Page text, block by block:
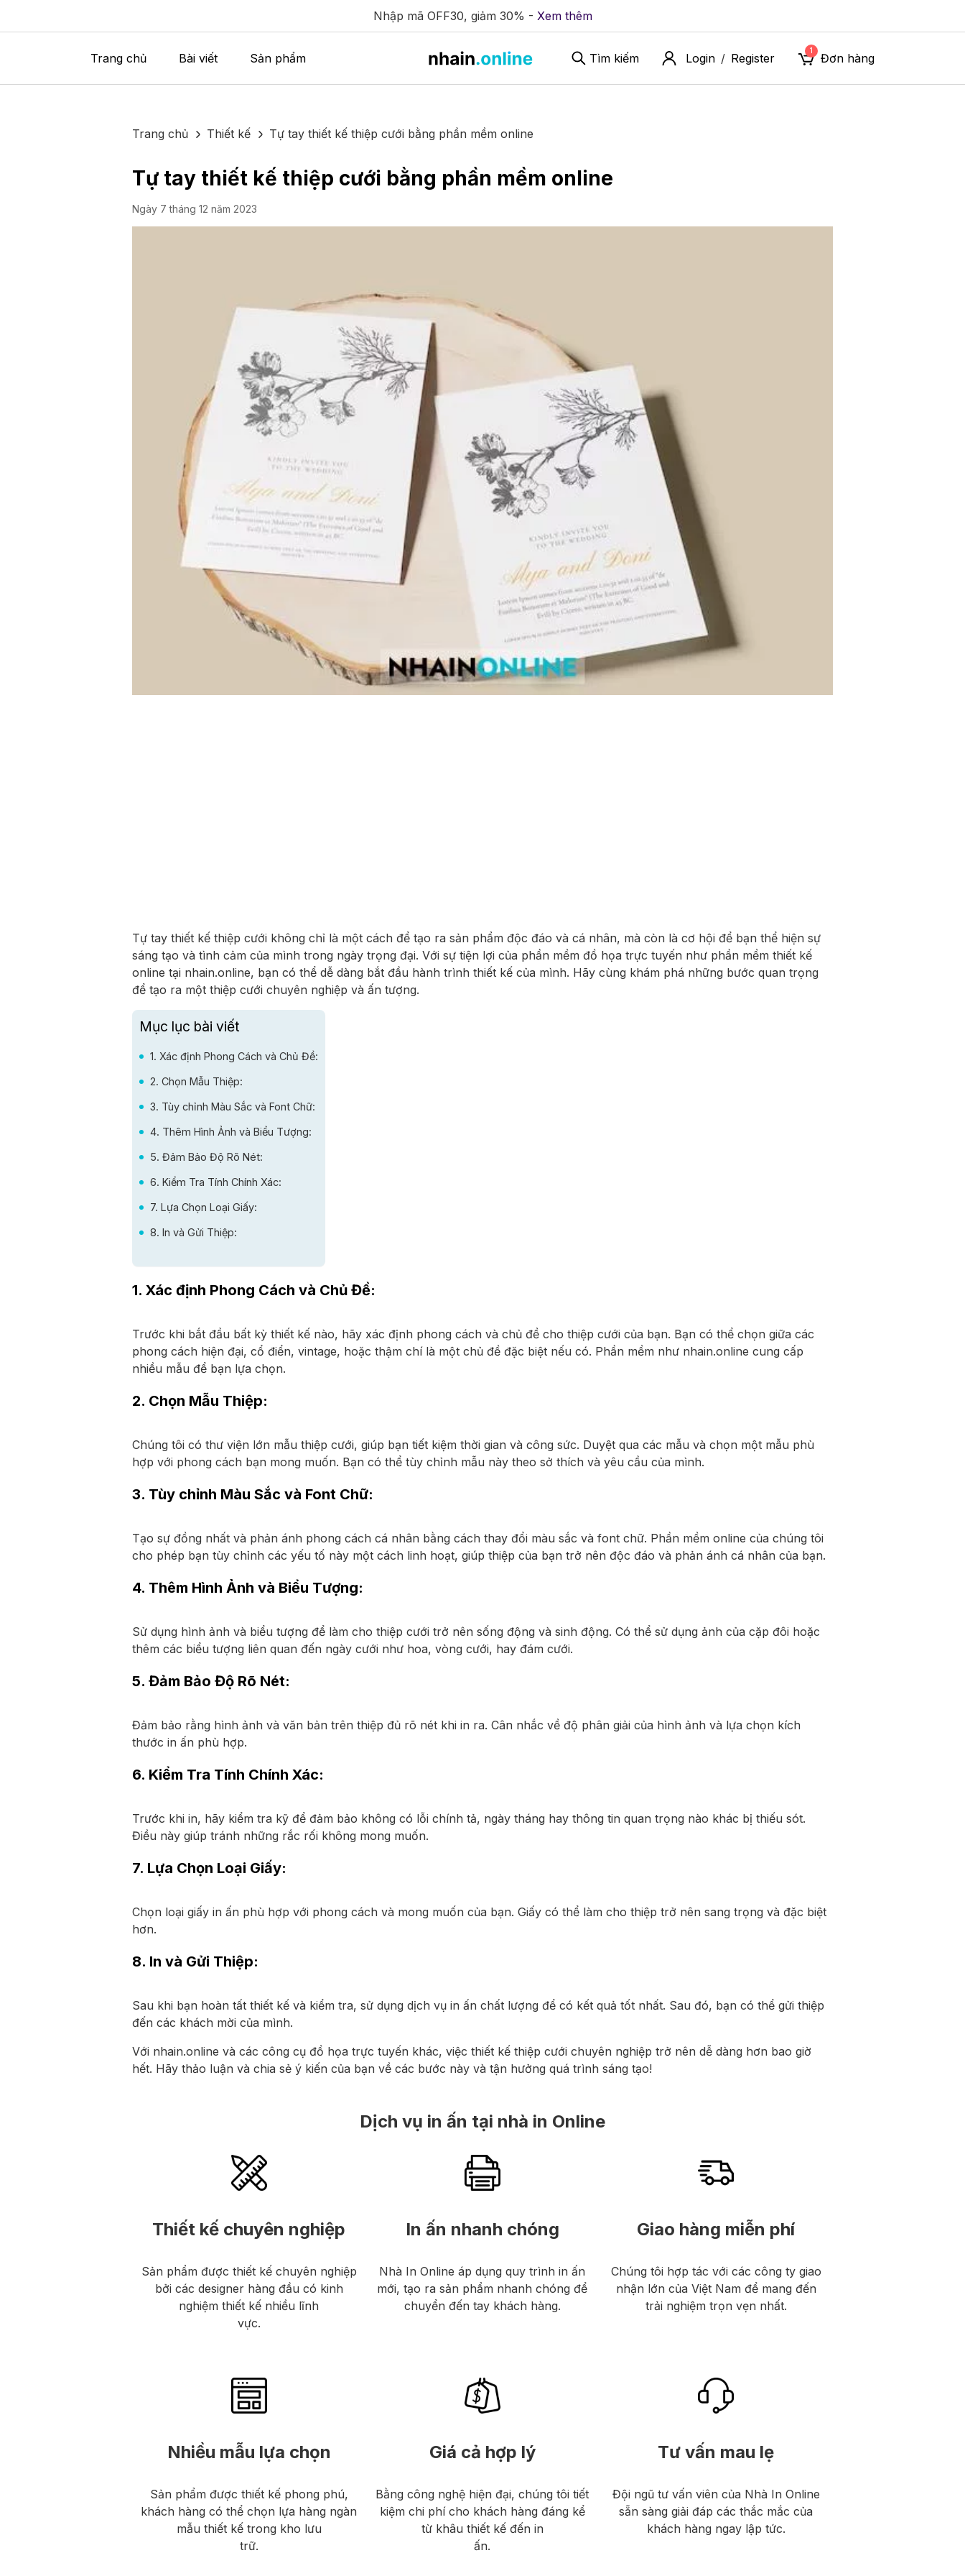
Nhập mã OFF30, giảm 30% - Xem thêm
Trang chủ Bài viết Sản phẩm Tìm kiếm Login / Register
1
Đơn hàng
Trang chủ Thiết kế Tự tay thiết kế thiệp cưới bằng phần mềm online
Tự tay thiết kế thiệp cưới bằng phần mềm online
Ngày 7 tháng 12 năm 2023
Tự tay thiết kế thiệp cưới không chỉ là một cách để tạo ra sản phẩm độc đáo và cá nhân, mà còn là cơ hội để bạn thể hiện sự
sáng tạo và tình cảm của mình trong ngày trọng đại. Với sự tiện lợi của phần mềm đồ họa trực tuyến như phần mềm thiết kế
online tại nhain.online, bạn có thể dễ dàng bắt đầu hành trình thiết kế của mình. Hãy cùng khám phá những bước quan trọng
để tạo ra một thiệp cưới chuyên nghiệp và ấn tượng.
Mục lục bài viết
1. Xác định Phong Cách và Chủ Đề:
2. Chọn Mẫu Thiệp:
3. Tùy chỉnh Màu Sắc và Font Chữ:
4. Thêm Hình Ảnh và Biểu Tượng:
5. Đảm Bảo Độ Rõ Nét:
6. Kiểm Tra Tính Chính Xác:
7. Lựa Chọn Loại Giấy:
8. In và Gửi Thiệp:
1. Xác định Phong Cách và Chủ Đề:
Trước khi bắt đầu bất kỳ thiết kế nào, hãy xác định phong cách và chủ đề cho thiệp cưới của bạn. Bạn có thể chọn giữa các
phong cách hiện đại, cổ điển, vintage, hoặc thậm chí là một chủ đề đặc biệt nếu có. Phần mềm như nhain.online cung cấp
nhiều mẫu để bạn lựa chọn.
2. Chọn Mẫu Thiệp:
Chúng tôi có thư viện lớn mẫu thiệp cưới, giúp bạn tiết kiệm thời gian và công sức. Duyệt qua các mẫu và chọn một mẫu phù
hợp với phong cách bạn mong muốn. Bạn có thể tùy chỉnh mẫu này theo sở thích và yêu cầu của mình.
3. Tùy chỉnh Màu Sắc và Font Chữ:
Tạo sự đồng nhất và phản ánh phong cách cá nhân bằng cách thay đổi màu sắc và font chữ. Phần mềm online của chúng tôi
cho phép bạn tùy chỉnh các yếu tố này một cách linh hoạt, giúp thiệp của bạn trở nên độc đáo và phản ánh cá nhân của bạn.
4. Thêm Hình Ảnh và Biểu Tượng:
Sử dụng hình ảnh và biểu tượng để làm cho thiệp cưới trở nên sống động và sinh động. Có thể sử dụng ảnh của cặp đôi hoặc
thêm các biểu tượng liên quan đến ngày cưới như hoa, vòng cưới, hay đám cưới.
5. Đảm Bảo Độ Rõ Nét:
Đảm bảo rằng hình ảnh và văn bản trên thiệp đủ rõ nét khi in ra. Cân nhắc về độ phân giải của hình ảnh và lựa chọn kích
thước in ấn phù hợp.
6. Kiểm Tra Tính Chính Xác:
Trước khi in, hãy kiểm tra kỹ để đảm bảo không có lỗi chính tả, ngày tháng hay thông tin quan trọng nào khác bị thiếu sót.
Điều này giúp tránh những rắc rối không mong muốn.
7. Lựa Chọn Loại Giấy:
Chọn loại giấy in ấn phù hợp với phong cách và mong muốn của bạn. Giấy có thể làm cho thiệp trở nên sang trọng và đặc biệt
hơn.
8. In và Gửi Thiệp:
Sau khi bạn hoàn tất thiết kế và kiểm tra, sử dụng dịch vụ in ấn chất lượng để có kết quả tốt nhất. Sau đó, bạn có thể gửi thiệp
đến các khách mời của mình.
Với nhain.online và các công cụ đồ họa trực tuyến khác, việc thiết kế thiệp cưới chuyên nghiệp trở nên dễ dàng hơn bao giờ
hết. Hãy thảo luận và chia sẻ ý kiến của bạn về các bước này và tận hưởng quá trình sáng tạo!
Dịch vụ in ấn tại nhà in Online
Thiết kế chuyên nghiệp
Sản phẩm được thiết kế chuyên nghiệp
bởi các designer hàng đầu có kinh
nghiệm thiết kế nhiều lĩnh
vực.
In ấn nhanh chóng
Nhà In Online áp dụng quy trình in ấn
mới, tạo ra sản phẩm nhanh chóng để
chuyển đến tay khách hàng.
Giao hàng miễn phí
Chúng tôi hợp tác với các công ty giao
nhận lớn của Việt Nam để mang đến
trải nghiệm trọn vẹn nhất.
Nhiều mẫu lựa chọn
Sản phẩm được thiết kế phong phú,
khách hàng có thể chọn lựa hàng ngàn
mẫu thiết kế trong kho lưu
trữ.
Giá cả hợp lý
Bằng công nghệ hiện đại, chúng tôi tiết
kiệm chi phí cho khách hàng đáng kể
từ khâu thiết kế đến in
ấn.
Tư vấn mau lẹ
Đội ngũ tư vấn viên của Nhà In Online
sẵn sàng giải đáp các thắc mắc của
khách hàng ngay lập tức.